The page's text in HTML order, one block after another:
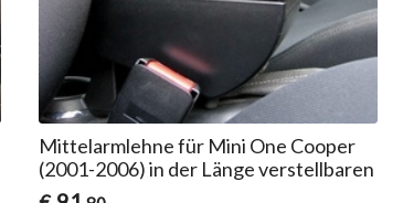
Mittelarmlehne für Mini One Cooper
(2001-2006) in der Länge verstellbaren